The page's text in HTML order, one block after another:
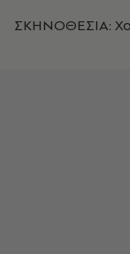
ΣΚΗΝΟΘΕΣΙΑ: